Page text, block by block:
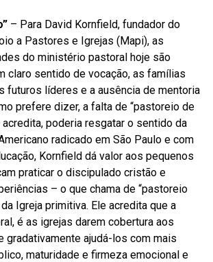
– Para David Kornfield, fundador do
a Pastores e Igrejas (Mapi), as
do ministério pastoral hoje são
claro sentido de vocação, as famílias
futuros líderes e a ausência de mentoria
prefere dizer, a falta de “pastoreio de
acredita, poderia resgatar o sentido da
radicado em São Paulo e com
Kornfield dá valor aos pequenos
praticar o discipulado cristão e
– o que chama de “pastoreio
Igreja primitiva. Ele acredita que a
é as igrejas darem cobertura aos
gradativamente ajudá-los com mais
maturidade e firmeza emocional e